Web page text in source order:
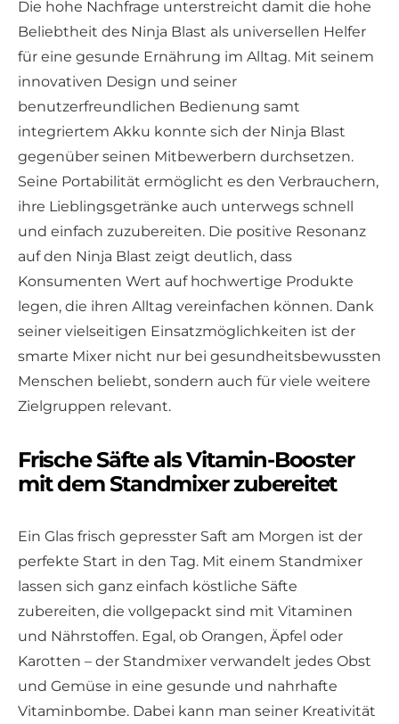
Die hohe Nachfrage unterstreicht damit die hohe
Beliebtheit des Ninja Blast als universellen Helfer
für eine gesunde Ernährung im Alltag. Mit seinem
innovativen Design und seiner
benutzerfreundlichen Bedienung samt
integriertem Akku konnte sich der Ninja Blast
gegenüber seinen Mitbewerbern durchsetzen.
Seine Portabilität ermöglicht es den Verbrauchern,
ihre Lieblingsgetränke auch unterwegs schnell
und einfach zuzubereiten. Die positive Resonanz
auf den Ninja Blast zeigt deutlich, dass
Konsumenten Wert auf hochwertige Produkte
legen, die ihren Alltag vereinfachen können. Dank
seiner vielseitigen Einsatzmöglichkeiten ist der
smarte Mixer nicht nur bei gesundheitsbewussten
Menschen beliebt, sondern auch für viele weitere
Zielgruppen relevant.
Frische Säfte als Vitamin-Booster
mit dem Standmixer zubereitet
Ein Glas frisch gepresster Saft am Morgen ist der
perfekte Start in den Tag. Mit einem Standmixer
lassen sich ganz einfach köstliche Säfte
zubereiten, die vollgepackt sind mit Vitaminen
und Nährstoffen. Egal, ob Orangen, Äpfel oder
Karotten – der Standmixer verwandelt jedes Obst
und Gemüse in eine gesunde und nahrhafte
Vitaminbombe. Dabei kann man seiner Kreativität